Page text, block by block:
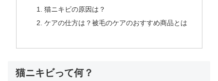
猫ニキビの原因は？
ケアの仕方は？被毛のケアのおすすめ商品とは
猫ニキビって何？